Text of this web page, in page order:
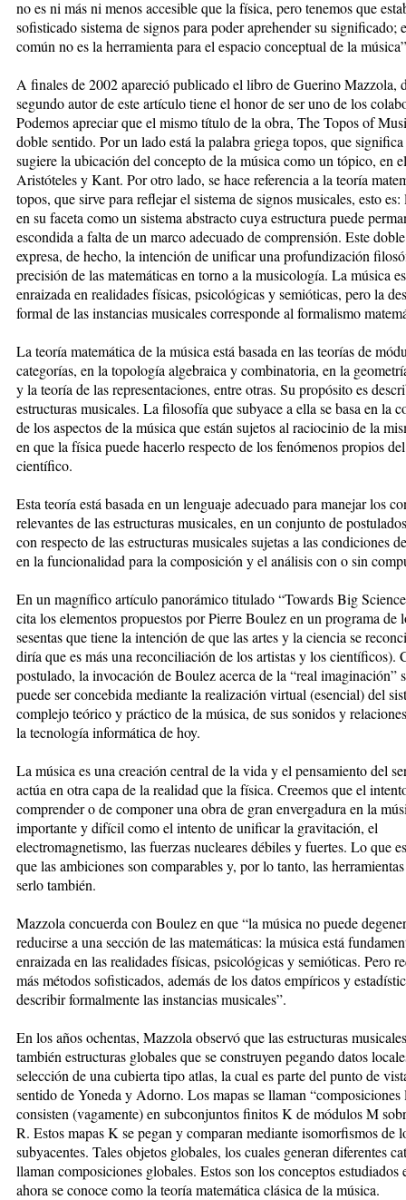
no es ni más ni menos accesible que la física, pero tenemos que
sofisticado sistema de signos para poder aprehender su significado;
común no es la herramienta para el espacio conceptual de la
A finales de 2002 apareció publicado el libro de Guerino Mazzola,
segundo autor de este artículo tiene el honor de ser uno de los
Podemos apreciar que el mismo título de la obra, The Topos of
doble sentido. Por un lado está la palabra griega topos, que
sugiere la ubicación del concepto de la música como un tópico, en
Aristóteles y Kant. Por otro lado, se hace referencia a la teoría
topos, que sirve para reflejar el sistema de signos musicales, esto es:
en su faceta como un sistema abstracto cuya estructura puede
escondida a falta de un marco adecuado de comprensión. Este
expresa, de hecho, la intención de unificar una profundización
precisión de las matemáticas en torno a la musicología. La música
enraizada en realidades físicas, psicológicas y semióticas, pero la
formal de las instancias musicales corresponde al formalismo
La teoría matemática de la música está basada en las teorías de
categorías, en la topología algebraica y combinatoria, en la
y la teoría de las representaciones, entre otras. Su propósito es
estructuras musicales. La filosofía que subyace a ella se basa en la
de los aspectos de la música que están sujetos al raciocinio de la
en que la física puede hacerlo respecto de los fenómenos propios
científico.
Esta teoría está basada en un lenguaje adecuado para manejar los
relevantes de las estructuras musicales, en un conjunto de
con respecto de las estructuras musicales sujetas a las condiciones
en la funcionalidad para la composición y el análisis con o sin
En un magnífico artículo panorámico titulado “Towards Big
cita los elementos propuestos por Pierre Boulez en un programa de
sesentas que tiene la intención de que las artes y la ciencia se
diría que es más una reconciliación de los artistas y los científicos).
postulado, la invocación de Boulez acerca de la “real imaginación”
puede ser concebida mediante la realización virtual (esencial) del
complejo teórico y práctico de la música, de sus sonidos y
la tecnología informática de hoy.
La música es una creación central de la vida y el pensamiento del
actúa en otra capa de la realidad que la física. Creemos que el
comprender o de componer una obra de gran envergadura en la
importante y difícil como el intento de unificar la gravitación, el
electromagnetismo, las fuerzas nucleares débiles y fuertes. Lo que
que las ambiciones son comparables y, por lo tanto, las
serlo también.
Mazzola concuerda con Boulez en que “la música no puede
reducirse a una sección de las matemáticas: la música está
enraizada en las realidades físicas, psicológicas y semióticas. Pero
más métodos sofisticados, además de los datos empíricos y
describir formalmente las instancias musicales”.
En los años ochentas, Mazzola observó que las estructuras
también estructuras globales que se construyen pegando datos
selección de una cubierta tipo atlas, la cual es parte del punto de
sentido de Yoneda y Adorno. Los mapas se llaman “composiciones
consisten (vagamente) en subconjuntos finitos K de módulos M
R. Estos mapas K se pegan y comparan mediante isomorfismos de
subyacentes. Tales objetos globales, los cuales generan diferentes
llaman composiciones globales. Estos son los conceptos estudiados
ahora se conoce como la teoría matemática clásica de la música.